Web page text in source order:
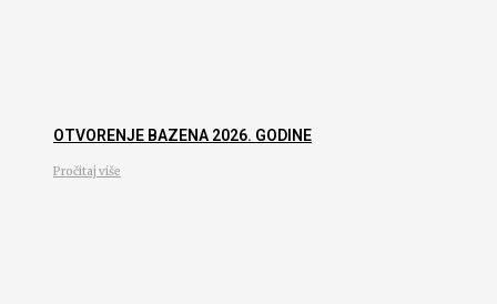
OTVORENJE BAZENA 2026. GODINE
Pročitaj više